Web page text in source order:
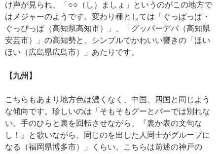
け声が見られ、「○○（し）ましょ」というのがこの地方で
はメジャーのようです。変わり種としては「ぐっぱっぱ・
ぐっぴっぱ（高知県高知市）」、「グッパーデパ（高知県
安芸市）」の高知勢と、シンプルでかわいい響きの「ほい
ほい（広島県広島市）」あたりです。
【九州】
こちらもあまり地方色は濃くなく、中国、四国と同じよう
な傾向です。珍しいのは「そもそもグーとパーでは別れな
い。手のひらと裏を回転させながら、『裏か表の文句な
し！』と歌いながら、同じのを出した人同士がグループに
なる（福岡県博多市）」くらい。こちらは前述の神戸の